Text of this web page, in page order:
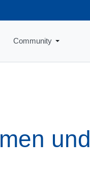
Community
und